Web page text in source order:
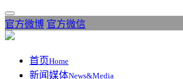
官方微博 官方微信
首页Home
新闻媒体News&Media